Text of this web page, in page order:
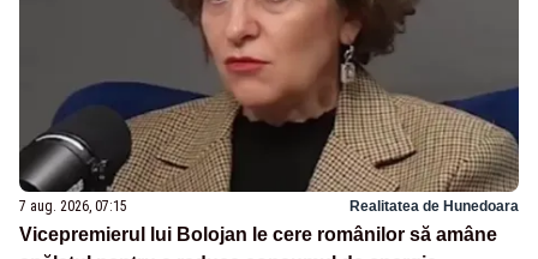
7 aug. 2026, 07:15 Realitatea de Hunedoara
Vicepremierul lui Bolojan le cere românilor să amâne